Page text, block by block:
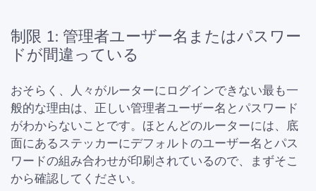
制限 1: 管理者ユーザー名またはパスワー
ドが間違っている
おそらく、人々がルーターにログインできない最も一
般的な理由は、正しい管理者ユーザー名とパスワード
がわからないことです。ほとんどのルーターには、底
面にあるステッカーにデフォルトのユーザー名とパス
ワードの組み合わせが印刷されているので、まずそこ
から確認してください。